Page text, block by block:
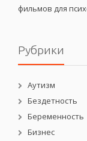
фильмов для
Рубрики
Аутизм
Бездетность
Беременность
Бизнес